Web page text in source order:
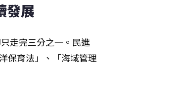
發展
走完三分之一。民進
保育法」、「海域管理